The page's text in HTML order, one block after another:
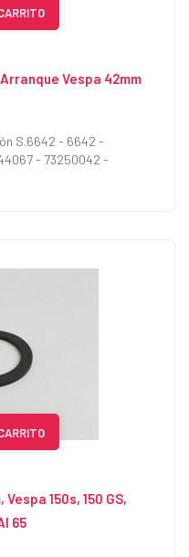
Vespa 42mm
S.6642 - 6642 -
- 73250042 -
150s, 150 GS,
65